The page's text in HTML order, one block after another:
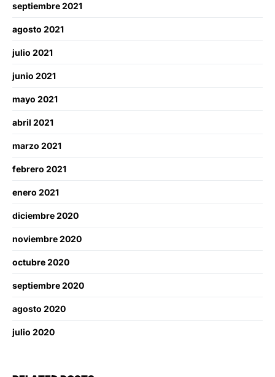
septiembre 2021
agosto 2021
julio 2021
junio 2021
mayo 2021
abril 2021
marzo 2021
febrero 2021
enero 2021
diciembre 2020
noviembre 2020
octubre 2020
septiembre 2020
agosto 2020
julio 2020